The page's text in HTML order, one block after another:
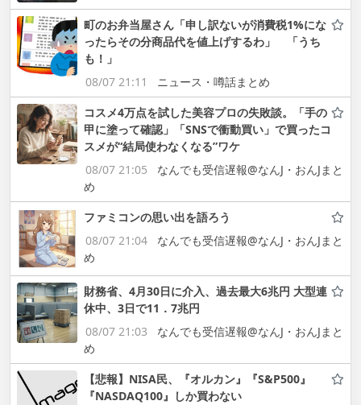
町のお弁当屋さん「申し訳ないが消費税1%にな
ったらその分商品代を値上げするわ」 「うち
も！」
08/07 21:11
ニュース・噂話まとめ
コスメ4万点を試した美容プロの失敗談。「手の
甲に塗って確認」「SNSで衝動買い」で買ったコ
スメが“結局使わなくなる”ワケ
08/07 21:05
なんでも受信遅報@なんJ・おんJまと
め
ファミコンの思い出を語ろう
08/07 21:04
なんでも受信遅報@なんJ・おんJまと
め
財務省、4月30日に介入、過去最大6兆円 大型連
休中、3日で11．7兆円
08/07 21:03
なんでも受信遅報@なんJ・おんJまと
め
【悲報】NISA民、『オルカン』『S&P500』
『NASDAQ100』しか買わない